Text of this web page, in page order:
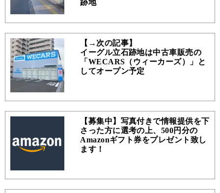
跡地
【→次の記事】
イーグル立石跡地は中古車販売の
「WECARS（ウィーカーズ）」と
してオープン予定
【募集中】写真付きで情報提供を下
さった方に選考の上、500円分の
Amazonギフト券をプレゼント致し
ます！